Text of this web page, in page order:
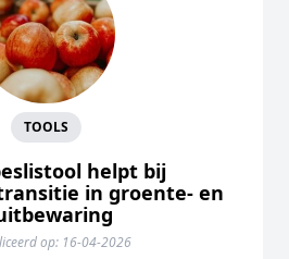
TOOLS
helpt bij
in groente- en
op: 16-04-2026